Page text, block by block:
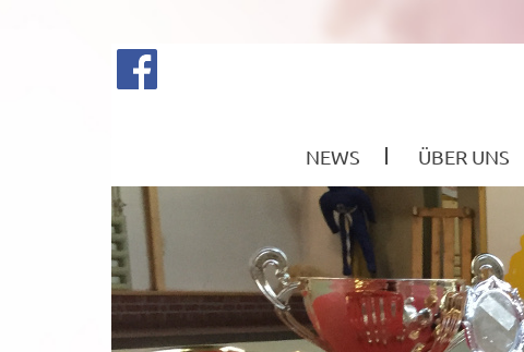
NEWS ÜBER UNS